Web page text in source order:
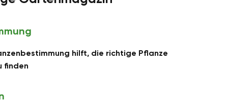
hilft, die richtige Pflanze
finden